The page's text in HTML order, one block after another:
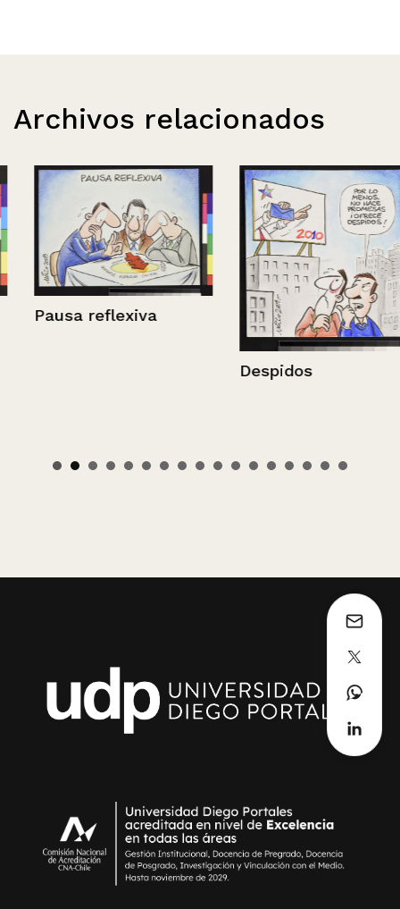
Archivos relacionados
Pausa reflexiva
Despidos